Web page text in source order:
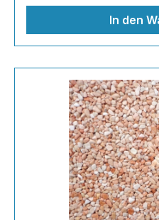
Grundierung AT-EG30
In den